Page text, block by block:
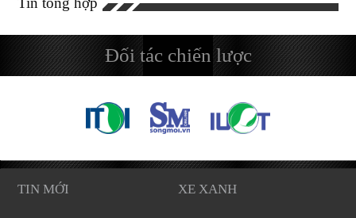
Đối tác chiến lược
TIN MỚI XE XANH